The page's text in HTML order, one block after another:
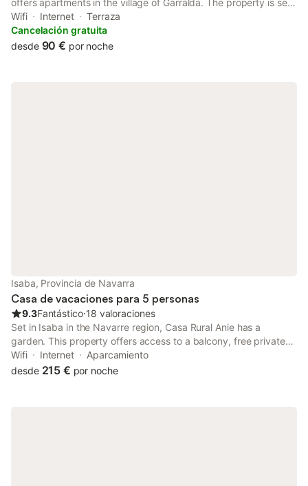
offers apartments in the village of Garralda. The property is set
in a rural environment, 15 minutes’ walk from the River Irati.
Wifi Internet
Terraza
Cancelación gratuita
desde 90 € por noche
Isaba, Provincia de Navarra
Casa de vacaciones para 5 personas
9.3Fantástico⋅18 valoraciones
Set in Isaba in the Navarre region, Casa Rural Anie has a
garden. This property offers access to a balcony, free private
parking and free WiFi. The property is non-smoking and is
situated 40 km from Holzarte Footbridge.
Wifi Internet
Aparcamiento
desde 215 € por noche